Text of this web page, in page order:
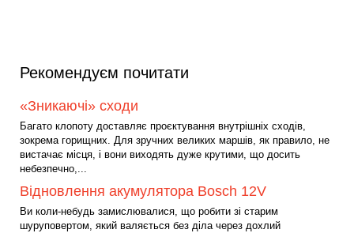
Рекомендуєм почитати
«Зникаючі» сходи
Багато клопоту доставляє проєктування внутрішніх сходів,
зокрема горищних. Для зручних великих маршів, як правило, не
вистачає місця, і вони виходять дуже крутими, що досить
небезпечно,...
Відновлення акумулятора Bosch 12V
Ви коли-небудь замислювалися, що робити зі старим
шуруповертом, який валяється без діла через дохлий